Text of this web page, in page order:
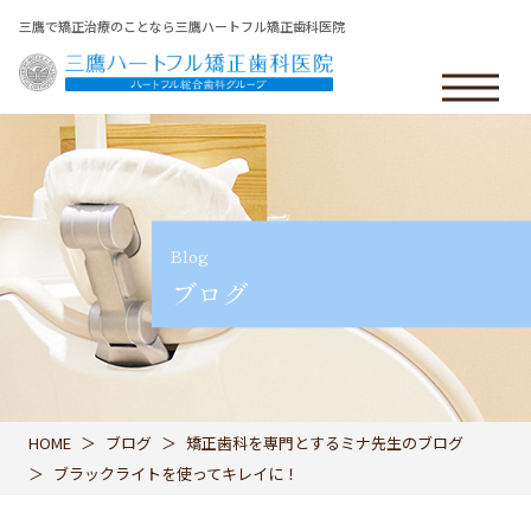
三鷹で矯正治療のことなら三鷹ハートフル矯正歯科医院
Blog
ブログ
HOME ブログ
矯正歯科を専門とするミナ先生のブログ
ブラックライトを使ってキレイに！